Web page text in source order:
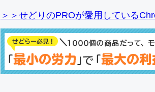
＞＞せどりのPROが愛用している